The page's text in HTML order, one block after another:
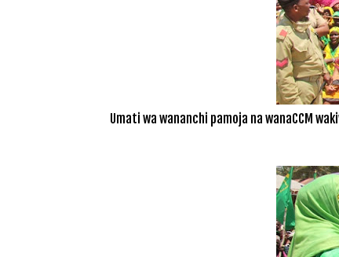
Umati wa wananchi pamoja na wanaCCM